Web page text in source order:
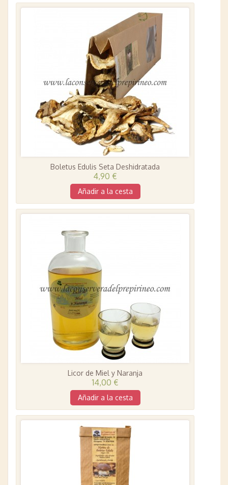
Boletus Edulis Seta Deshidratada
4,90 €
Añadir a la cesta
Licor de Miel y Naranja
14,00 €
Añadir a la cesta